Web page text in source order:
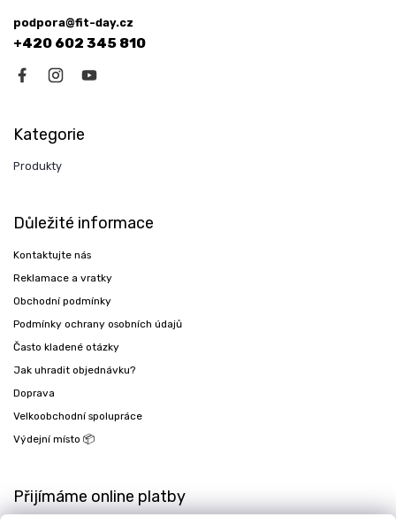
podpora@fit-day.cz
+420 602 345 810
Kategorie
Produkty
Důležité informace
Kontaktujte nás
Reklamace a vratky
Obchodní podmínky
Podmínky ochrany osobních údajů
Často kladené otázky
Jak uhradit objednávku?
Doprava
Velkoobchodní spolupráce
Výdejní místo 📦
Přijímáme online platby